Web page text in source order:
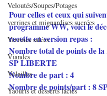
Veloutés/Soupes/Potages
verrines et mignardises sucrées
Verrines salées
Viandes
Volailles
Yaourts et desserts lactés
Pour celles et ceux qui
programme WW, voici le
recette en version repas :
Nombre total de points de la
SP LIBERTE
Nombre de part : 4
Nombre de points/part : 8